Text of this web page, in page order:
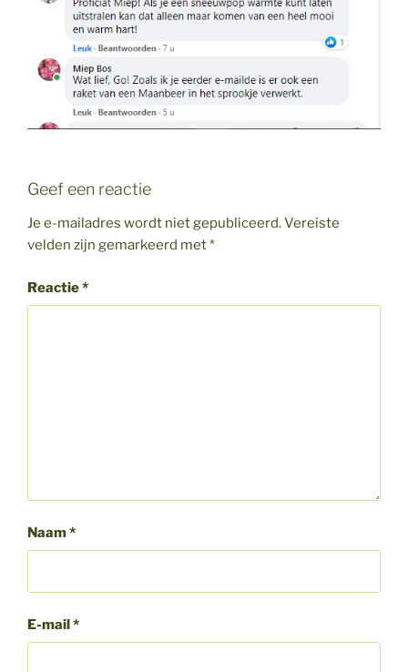
Geef een reactie
Je e-mailadres wordt niet gepubliceerd.Vereiste
velden zijn gemarkeerd met*
Reactie*
Naam*
E-mail*